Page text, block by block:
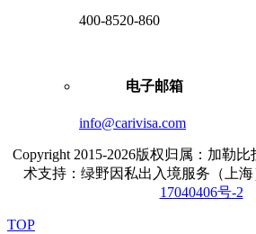
400-8520-860
电子邮箱
info@carivisa.com
Copyright 2015-2026版权归属：加勒
术支持：绿野因私出入境服务（上海
17040406号-2
TOP